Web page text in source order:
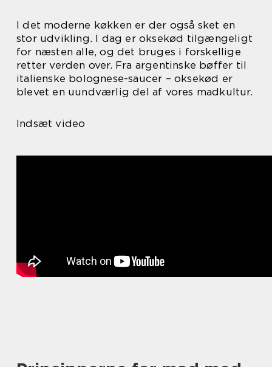
I det moderne køkken er der også sket en
stor udvikling. I dag er oksekød tilgængeligt
for næsten alle, og det bruges i forskellige
retter verden over. Fra argentinske bøffer til
italienske bolognese-saucer – oksekød er
blevet en uundværlig del af vores madkultur.
Indsæt video